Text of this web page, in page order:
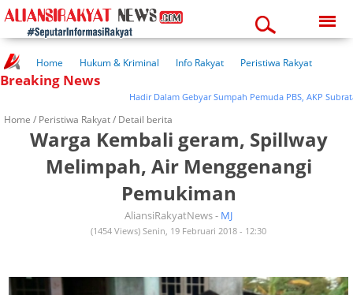
11:23:46 am
Home Hukum & Kriminal Info Rakyat
Peristiwa Rakyat
Kuliner Rakyat
Wisata Rakyat
Kesehatan
Breaking News
Hadir Dalam Gebyar Sumpah Pemuda PBS, AKP Subrata
Home / Peristiwa Rakyat/ Detail berita
Warga Kembali geram, Spillway
Melimpah, Air Menggenangi
Pemukiman
AliansiRakyatNews - MJ
(1454 Views) Senin, 19 Februari 2018 - 12:30